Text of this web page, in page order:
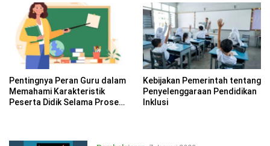
Pentingnya Peran Guru dalam
Memahami Karakteristik
Peserta Didik Selama Proses
Kebijakan Pemerintah tentang
Penyelenggaraan Pendidikan
Inklusi